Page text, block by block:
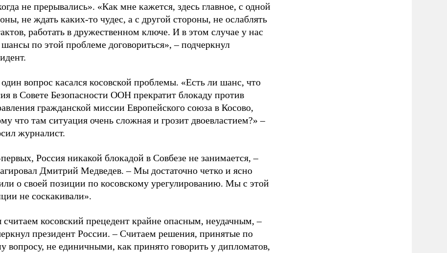
не прерывались». «Как мне кажется, здесь главное, с одной
не ждать каких-то чудес, а с другой стороны, не ослаблять
работать в дружественном ключе. И в этом случае у нас
шансы по этой проблеме договориться», – подчеркнул
вопрос касался косовской проблемы. «Есть ли шанс, что
в Совете Безопасности ООН прекратит блокаду против
гражданской миссии Европейского союза в Косово,
что там ситуация очень сложная и грозит двоевластием?» –
журналист.
Россия никакой блокадой в Совбезе не занимается, –
Дмитрий Медведев. – Мы достаточно четко и ясно
о своей позиции по косовскому урегулированию. Мы с этой
не соскакивали».
косовский прецедент крайне опасным, неудачным, –
президент России. – Считаем решения, принятые по
вопросу, не единичными, как принято говорить у дипломатов,